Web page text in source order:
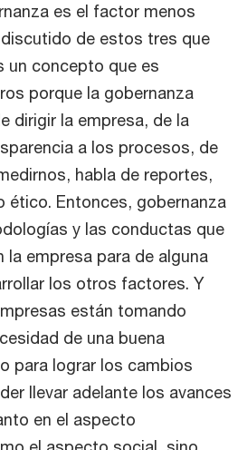
es el factor menos
de estos tres que
un concepto que es
porque la gobernanza
dirigir la empresa, de la
a los procesos, de
habla de reportes,
ético. Entonces, gobernanza
y las conductas que
la empresa para de alguna
los otros factores. Y
están tomando
de una buena
para lograr los cambios
llevar adelante los avances
en el aspecto